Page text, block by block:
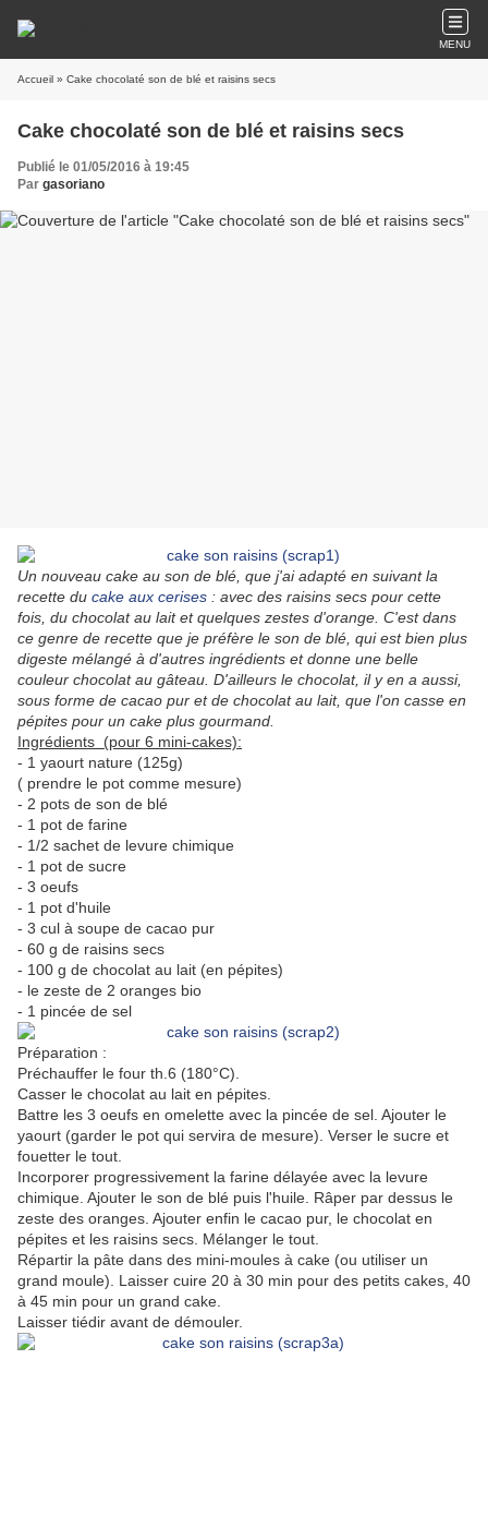
MENU
Accueil » Cake chocolaté son de blé et raisins secs
Cake chocolaté son de blé et raisins secs
Publié le 01/05/2016 à 19:45
Par gasoriano
Un nouveau cake au son de blé, que j'ai adapté en suivant la
recette du cake aux cerises : avec des raisins secs pour cette
fois, du chocolat au lait et quelques zestes d'orange. C'est dans
ce genre de recette que je préfère le son de blé, qui est bien plus
digeste mélangé à d'autres ingrédients et donne une belle
couleur chocolat au gâteau. D'ailleurs le chocolat, il y en a aussi,
sous forme de cacao pur et de chocolat au lait, que l'on casse en
pépites pour un cake plus gourmand.
Ingrédients (pour 6 mini-cakes):
- 1 yaourt nature (125g)
( prendre le pot comme mesure)
- 2 pots de son de blé
- 1 pot de farine
- 1/2 sachet de levure chimique
- 1 pot de sucre
- 3 oeufs
- 1 pot d'huile
- 3 cul à soupe de cacao pur
- 60 g de raisins secs
- 100 g de chocolat au lait (en pépites)
- le zeste de 2 oranges bio
- 1 pincée de sel
Préparation :
Préchauffer le four th.6 (180°C).
Casser le chocolat au lait en pépites.
Battre les 3 oeufs en omelette avec la pincée de sel. Ajouter le
yaourt (garder le pot qui servira de mesure). Verser le sucre et
fouetter le tout.
Incorporer progressivement la farine délayée avec la levure
chimique. Ajouter le son de blé puis l'huile. Râper par dessus le
zeste des oranges. Ajouter enfin le cacao pur, le chocolat en
pépites et les raisins secs. Mélanger le tout.
Répartir la pâte dans des mini-moules à cake (ou utiliser un
grand moule). Laisser cuire 20 à 30 min pour des petits cakes, 40
à 45 min pour un grand cake.
Laisser tiédir avant de démouler.